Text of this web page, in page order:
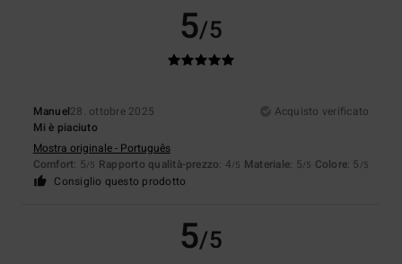
5/5
Manuel28. ottobre 2025
Acquisto verificato
Mi è piaciuto
Mostra originale - Português
Comfort: 5/5 Rapporto qualità-prezzo: 4/5 Materiale: 5/5 Colore: 5 /5
Consiglio questo prodotto
5/5